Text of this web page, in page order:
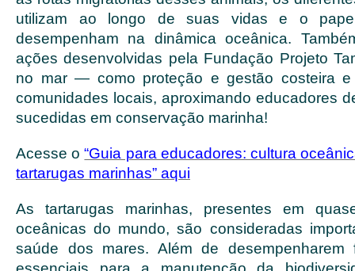
utilizam ao longo de suas vidas e o
desempenham na dinâmica oceânica.
ações desenvolvidas pela Fundação Projeto
no mar — como proteção e gestão costeira e
comunidades locais, aproximando educadores
sucedidas em conservação marinha!
Acesse o“Guia para educadores: cultura
tartarugas marinhas” aqui
As tartarugas marinhas, presentes em
oceânicas do mundo, são consideradas
saúde dos mares. Além de desempenharem